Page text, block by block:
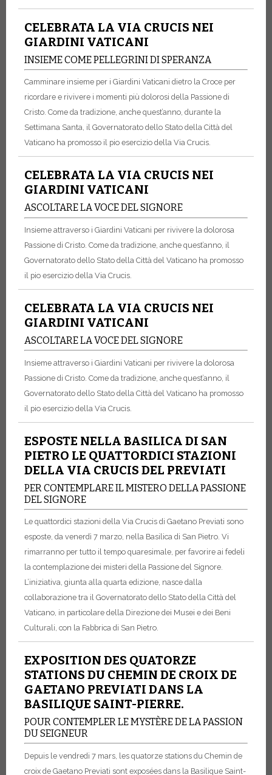
CELEBRATA LA VIA CRUCIS NEI
GIARDINI VATICANI
INSIEME COME PELLEGRINI DI SPERANZA
Camminare insieme per i Giardini Vaticani dietro la Croce per
ricordare e rivivere i momenti più dolorosi della Passione di
Cristo. Come da tradizione, anche quest’anno, durante la
Settimana Santa, il Governatorato dello Stato della Città del
Vaticano ha promosso il pio esercizio della Via Crucis.
CELEBRATA LA VIA CRUCIS NEI
GIARDINI VATICANI
ASCOLTARE LA VOCE DEL SIGNORE
Insieme attraverso i Giardini Vaticani per rivivere la dolorosa
Passione di Cristo. Come da tradizione, anche quest’anno, il
Governatorato dello Stato della Città del Vaticano ha promosso
il pio esercizio della Via Crucis.
CELEBRATA LA VIA CRUCIS NEI
GIARDINI VATICANI
ASCOLTARE LA VOCE DEL SIGNORE
Insieme attraverso i Giardini Vaticani per rivivere la dolorosa
Passione di Cristo. Come da tradizione, anche quest’anno, il
Governatorato dello Stato della Città del Vaticano ha promosso
il pio esercizio della Via Crucis.
ESPOSTE NELLA BASILICA DI SAN
PIETRO LE QUATTORDICI STAZIONI
DELLA VIA CRUCIS DEL PREVIATI
PER CONTEMPLARE IL MISTERO DELLA PASSIONE
DEL SIGNORE
Le quattordici stazioni della Via Crucis di Gaetano Previati sono
esposte, da venerdì 7 marzo, nella Basilica di San Pietro. Vi
rimarranno per tutto il tempo quaresimale, per favorire ai fedeli
la contemplazione dei misteri della Passione del Signore.
L’iniziativa, giunta alla quarta edizione, nasce dalla
collaborazione tra il Governatorato dello Stato della Città del
Vaticano, in particolare della Direzione dei Musei e dei Beni
Culturali, con la Fabbrica di San Pietro.
EXPOSITION DES QUATORZE
STATIONS DU CHEMIN DE CROIX DE
GAETANO PREVIATI DANS LA
BASILIQUE SAINT-PIERRE.
POUR CONTEMPLER LE MYSTÈRE DE LA PASSION
DU SEIGNEUR
Depuis le vendredi 7 mars, les quatorze stations du Chemin de
croix de Gaetano Previati sont exposées dans la Basilique Saint-